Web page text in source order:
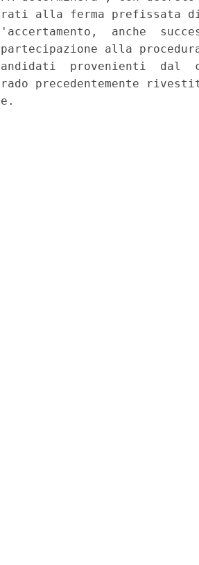
alla ferma prefissata
anche
alla
provenienti  dal
precedentemente